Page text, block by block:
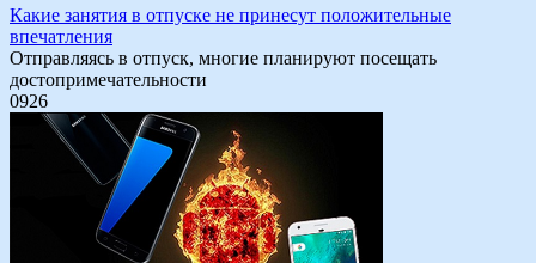
Какие занятия в отпуске не принесут положительные
впечатления
Отправляясь в отпуск, многие планируют посещать
достопримечательности
0926